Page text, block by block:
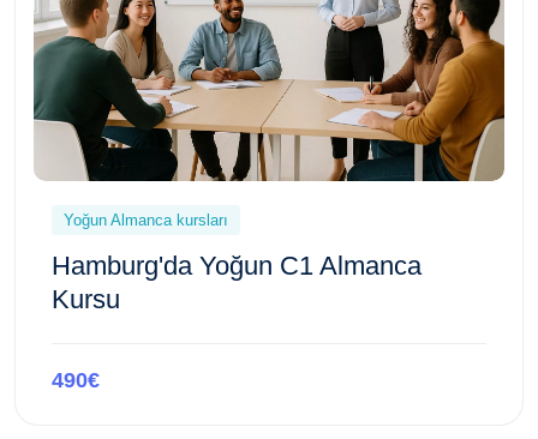
Yoğun Almanca kursları
Hamburg'da Yoğun C1 Almanca
Kursu
490€